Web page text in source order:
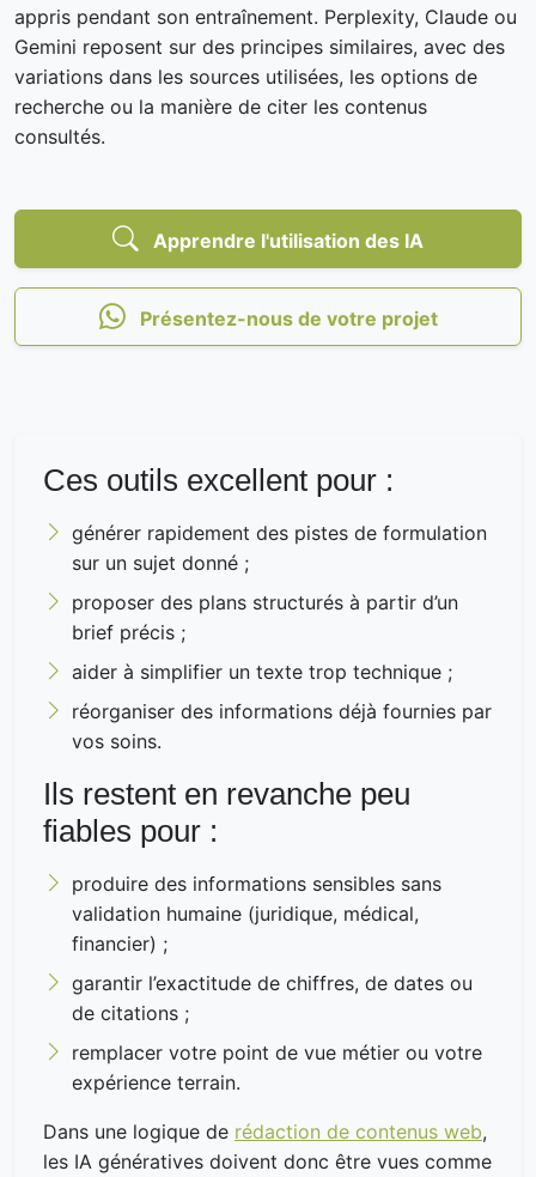
appris pendant son entraînement. Perplexity, Claude ou
Gemini reposent sur des principes similaires, avec des
variations dans les sources utilisées, les options de
recherche ou la manière de citer les contenus
consultés.
Apprendre l'utilisation des IA
Présentez-nous de votre projet
Ces outils excellent pour :
générer rapidement des pistes de formulation
sur un sujet donné ;
proposer des plans structurés à partir d’un
brief précis ;
aider à simplifier un texte trop technique ;
réorganiser des informations déjà fournies par
vos soins.
Ils restent en revanche peu
fiables pour :
produire des informations sensibles sans
validation humaine (juridique, médical,
financier) ;
garantir l’exactitude de chiffres, de dates ou
de citations ;
remplacer votre point de vue métier ou votre
expérience terrain.
Dans une logique de rédaction de contenus web,
les IA génératives doivent donc être vues comme